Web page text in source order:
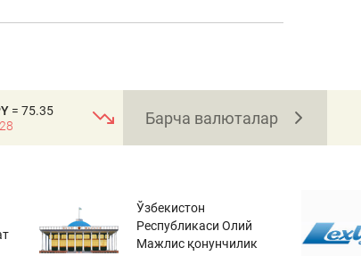
= 75.35
Барча валюталар
Ўзбекистон
Республикаси Олий
Мажлис қонунчилик